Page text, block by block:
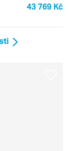
43 769 Kč